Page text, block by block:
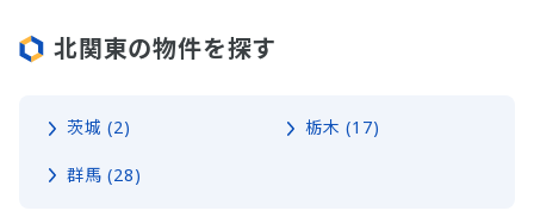
北関東の物件を探す
茨城 (2) 栃木 (17)
群馬 (28)